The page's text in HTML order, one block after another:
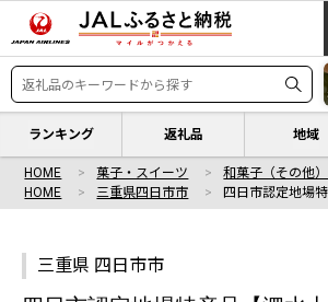
ランキング 返礼品 地域
HOME 菓子・スイーツ 和菓子（その他）
HOME
三重県四日市市 四日市認定地場
三重県 四日市市